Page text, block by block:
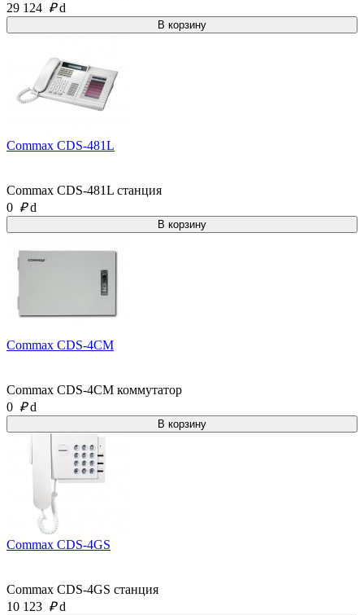
29 124 ₽ d
Commax CDS-481L
Commax CDS-481L станция
0 ₽ d
Commax CDS-4CM
Commax CDS-4CM коммутатор
0 ₽ d
Commax CDS-4GS
Commax CDS-4GS станция
10 123 ₽ d